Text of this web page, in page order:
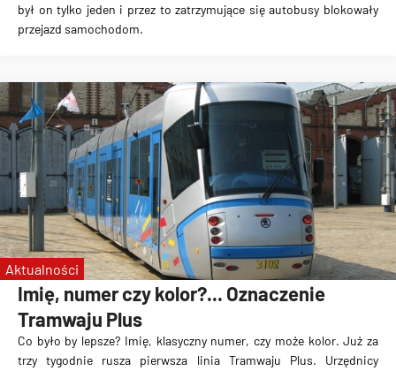
był on tylko jeden i przez to zatrzymujące się autobusy blokowały
przejazd samochodom.
Imię, numer czy kolor?... Oznaczenie
Tramwaju Plus
Co było by lepsze? Imię, klasyczny numer, czy może kolor. Już za
trzy tygodnie rusza pierwsza linia Tramwaju Plus. Urzędnicy
Aktualności